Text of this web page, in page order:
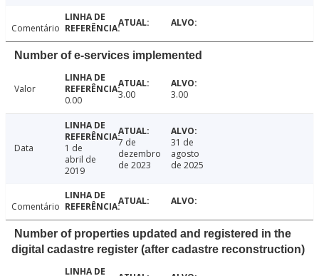
Comentário
Number of e-services implemented
Valor
0.00
3.00 3.00
Data
1 de
abril de
2019
7 de
dezembro
de 2023
31 de
agosto
de 2025
Comentário
Number of properties updated and registered in the
digital cadastre register (after cadastre reconstruction)